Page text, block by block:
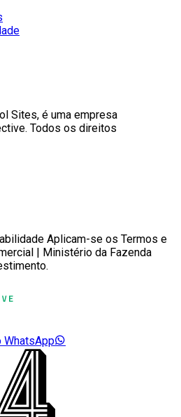
Sites, é uma empresa
Todos os direitos
Aplicam-se os Termos e
| Ministério da Fazenda
WhatsApp